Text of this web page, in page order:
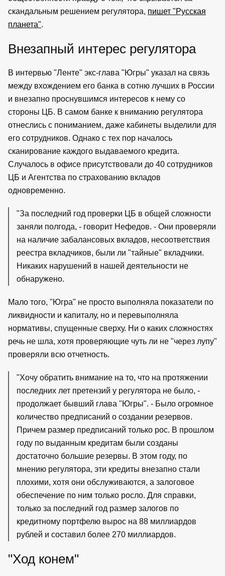
скандальным решением регулятора, пишет "Русская
планета".
Внезапный интерес регулятора
В интервью "Ленте" экс-глава "Югры" указал на связь
между вхождением его банка в сотню лучших в России
и внезапно проснувшимся интересов к нему со
стороны ЦБ. В самом банке к вниманию регулятора
отнеслись с пониманием, даже кабинеты выделили для
его сотрудников. Однако с тех пор началось
сканирование каждого выдаваемого кредита.
Случалось в офисе присутствовали до 40 сотрудников
ЦБ и Агентства по страхованию вкладов
одновременно.
"За последний год проверки ЦБ в общей сложности
заняли полгода, - говорит Нефедов. - Они проверяли
на наличие забалансовых вкладов, несоответствия
реестра вкладчиков, были ли "тайные" вкладчики.
Никаких нарушений в нашей деятельности не
обнаружено.
Мало того, "Югра" не просто выполняла показатели по
ликвидности и капиталу, но и перевыполняла
нормативы, спущенные сверху. Ни о каких сложностях
речь не шла, хотя проверяющие чуть ли не "через лупу"
проверяли всю отчетность.
"Хочу обратить внимание на то, что на протяжении
последних лет претензий у регулятора не было, -
продолжает бывший глава "Югры". - Было огромное
количество предписаний о создании резервов.
Причем размер предписаний только рос. В прошлом
году по выданным кредитам были созданы
достаточно большие резервы. В этом году, по
мнению регулятора, эти кредиты внезапно стали
плохими, хотя они обслуживаются, а залоговое
обеспечение по ним только росло. Для справки,
только за последний год размер залогов по
кредитному портфелю вырос на 88 миллиардов
рублей и составил более 270 миллиардов.
"Ход конем"